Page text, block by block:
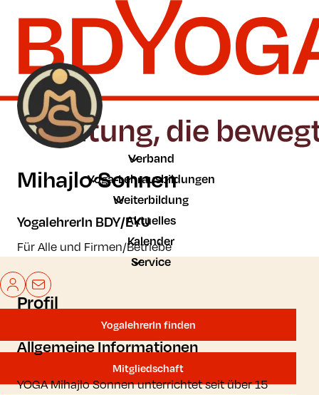
Zum Hauptinhalt der Seite springen
Zur Startseite navigieren
Verband
Yoga-Lehrausbildungen
Weiterbildung
Aktuelles
Kalender
Service
Mein BDYoga
Kontakt
YogalehrerIn finden
Mitgliedschaft
Mihajlo Sonnen
YogalehrerIn BDY/EYU
Für Alle und Firmen/Betriebe
Profil
Allgemeine Informationen
YOGA Mihajlo Sonnen unterrichtet seit über 15